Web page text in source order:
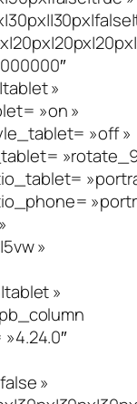
»
»on »
»off »
»
»
»